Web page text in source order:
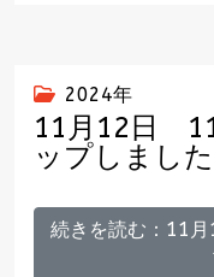
2024年
11月12日
ップしました
続きを読む：11